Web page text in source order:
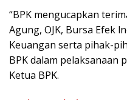
“BPK mengucapkan
Agung, OJK, Bursa Efek
Keuangan serta pihak-
BPK dalam pelaksanaan
Ketua BPK.